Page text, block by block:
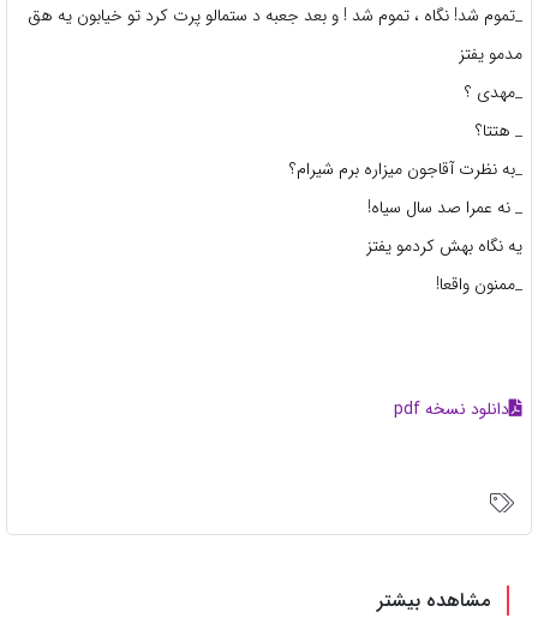
_تموم شد! نگاه ، تموم شد ! و بعد جعبه د ستمالو پرت کرد تو خیابون یه هق
مدمو یفتز
_مهدی ؟
_ هتتا؟
_به نظرت آقاجون میزاره برم شیرام؟
_ نه عمرا صد سال سیاه!
یه نگاه بهش کردمو یفتز
_ممنون واقعا!
دانلود نسخه pdf
مشاهده بیشتر